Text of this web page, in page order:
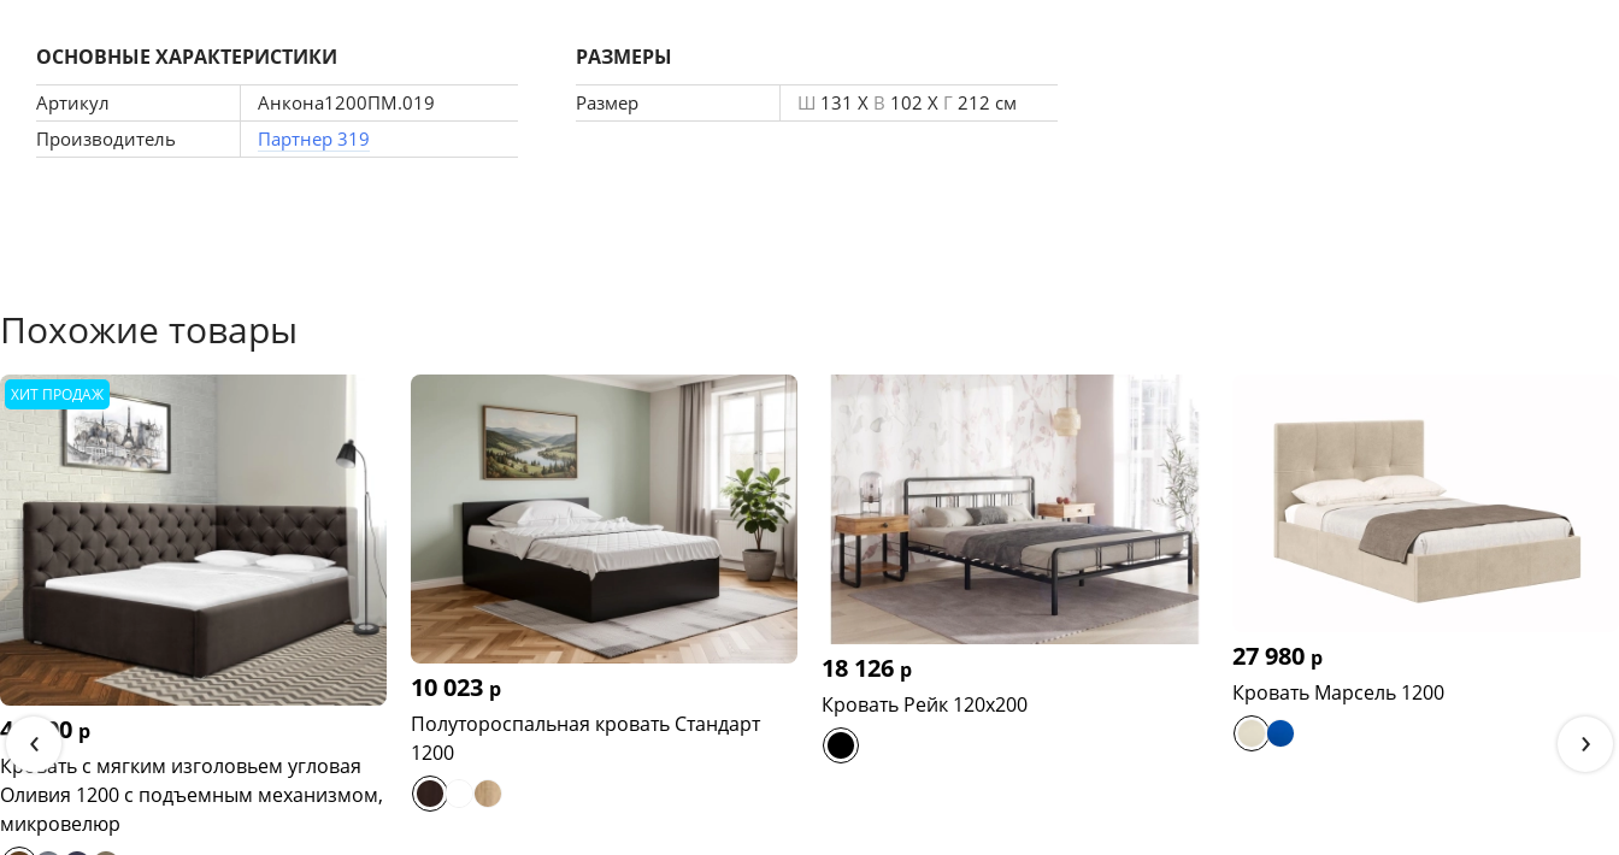
ОСНОВНЫЕ ХАРАКТЕРИСТИКИ
Артикул
Анкона1200ПМ.019
Производитель
Партнер 319
РАЗМЕРЫ
Размер Ш 131 X В 102 X Г 212 см
Похожие товары
ХИТ ПРОДАЖ
44 600 р
Кровать с мягким изголовьем угловая
Оливия 1200 с подъемным механизмом,
микровелюр
10 023 р
Полутороспальная кровать Стандарт
1200
18 126 р
Кровать Рейк 120х200
27 980 р
Кровать Марсель 1200
‹ ›